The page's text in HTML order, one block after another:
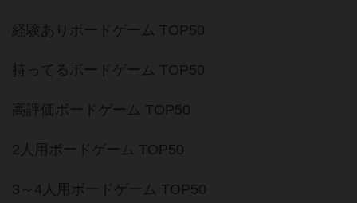
経験ありボードゲーム TOP50
持ってるボードゲーム TOP50
高評価ボードゲーム TOP50
2人用ボードゲーム TOP50
3～4人用ボードゲーム TOP50